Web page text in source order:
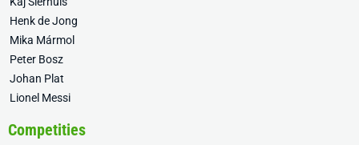
Henk de Jong
Mika Mármol
Peter Bosz
Johan Plat
Lionel Messi
Competities